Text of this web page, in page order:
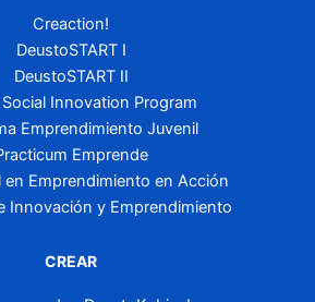
Creaction!
DeustoSTART I
DeustoSTART II
Innovation Program
Emprendimiento Juvenil
Emprende
en Emprendimiento en Acción
Innovación y Emprendimiento
CREAR